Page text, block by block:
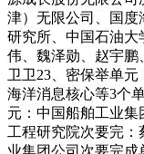
津）无限公司、国度
研究所、中国石油大
伟、魏泽勋、赵宇鹏
卫卫23、密保举单
海洋消息核心等3个
元：中国船舶工业
工程研究院次要完：
业集团公司次要完